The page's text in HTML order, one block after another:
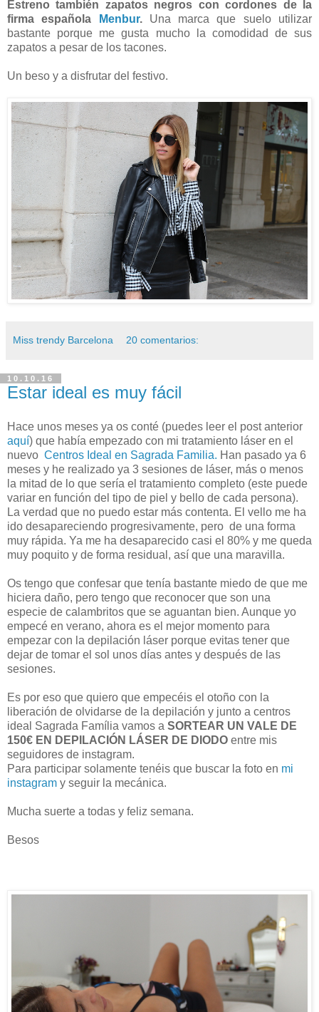
Estreno también zapatos negros con cordones de la
firma española
Menbur.Una marca que suelo utilizar
bastante porque me gusta mucho la comodidad de sus
zapatos a pesar de los tacones.
Un beso y a disfrutar del festivo.
Miss trendy Barcelona 20 comentarios:
10.10.16
Estar ideal es muy fácil
Hace unos meses ya os conté (puedes leer el post anterior
aquí) que había empezado con mi tratamiento láser en el
nuevo Centros Ideal en Sagrada Familia. Han pasado ya 6
meses y he realizado ya 3 sesiones de láser, más o menos
la mitad de lo que sería el tratamiento completo (este puede
variar en función del tipo de piel y bello de cada persona).
La verdad que no puedo estar más contenta. El vello me ha
ido desapareciendo progresivamente, pero de una forma
muy rápida. Ya me ha desaparecido casi el 80% y me queda
muy poquito y de forma residual, así que una maravilla.
Os tengo que confesar que tenía bastante miedo de que me
hiciera daño, pero tengo que reconocer que son una
especie de calambritos que se aguantan bien. Aunque yo
empecé en verano, ahora es el mejor momento para
empezar con la depilación láser porque evitas tener que
dejar de tomar el sol unos días antes y después de las
sesiones.
Es por eso que quiero que empecéis el otoño con la
liberación de olvidarse de la depilación y junto a centros
ideal Sagrada Família vamos a SORTEAR UN VALE DE
150€ EN DEPILACIÓN LÁSER DE DIODO entre mis
seguidores de instagram.
Para participar solamente tenéis que buscar la foto en mi
instagram y seguir la mecánica.
Mucha suerte a todas y feliz semana.
Besos